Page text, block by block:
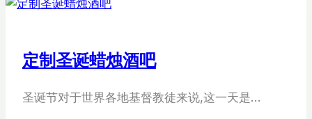
点
烛
定制圣诞蜡烛酒吧
圣诞节对于世界各地基督教徒来说,这一天是…